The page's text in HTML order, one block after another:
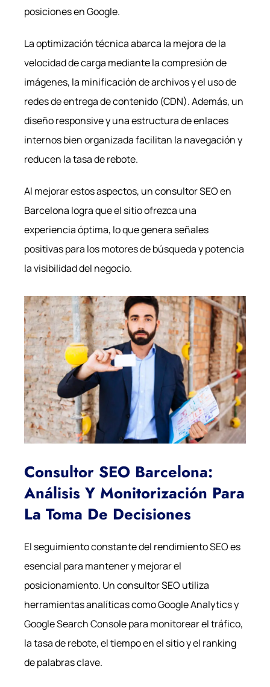
posiciones en Google.
La optimización técnica abarca la mejora de la
velocidad de carga mediante la compresión de
imágenes, la minificación de archivos y el uso de
redes de entrega de contenido (CDN). Además, un
diseño responsive y una estructura de enlaces
internos bien organizada facilitan la navegación y
reducen la tasa de rebote.
Al mejorar estos aspectos, un consultor SEO en
Barcelona logra que el sitio ofrezca una
experiencia óptima, lo que genera señales
positivas para los motores de búsqueda y potencia
la visibilidad del negocio.
Consultor SEO Barcelona:
Análisis Y Monitorización Para
La Toma De Decisiones
El seguimiento constante del rendimiento SEO es
esencial para mantener y mejorar el
posicionamiento. Un consultor SEO utiliza
herramientas analíticas como Google Analytics y
Google Search Console para monitorear el tráfico,
la tasa de rebote, el tiempo en el sitio y el ranking
de palabras clave.